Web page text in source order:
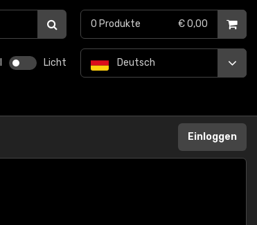
Licht Deutsch
0 Produkte € 0,00
Einloggen